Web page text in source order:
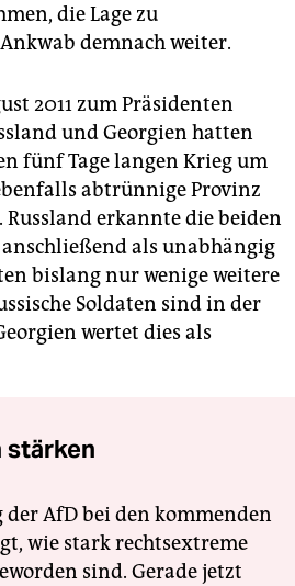
die Lage zu
demnach weiter.
2011 zum Präsidenten
und Georgien hatten
fünf Tage langen Krieg um
abtrünnige Provinz
Russland erkannte die beiden
als unabhängig
bislang nur wenige weitere
Soldaten sind in der
wertet dies als
stärken
AfD bei den kommenden
wie stark rechtsextreme
sind. Gerade jetzt